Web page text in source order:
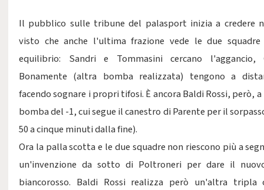
Il pubblico sulle tribune del palasport inizia a credere
visto che anche l'ultima frazione vede le due
equilibrio: Sandri e Tommasini cercano l'aggancio,
Bonamente (altra bomba realizzata) tengono a
facendo sognare i propri tifosi. È ancora Baldi Rossi, però,
bomba del -1, cui segue il canestro di Parente per il
50 a cinque minuti dalla fine).
Ora la palla scotta e le due squadre non riescono più a
un'invenzione da sotto di Poltroneri per dare il
biancorosso. Baldi Rossi realizza però un'altra tripla